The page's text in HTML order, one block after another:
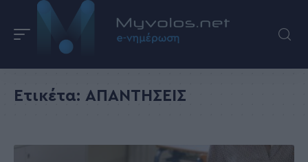
Ετικέτα: ΑΠΑΝΤΗΣΕΙΣ